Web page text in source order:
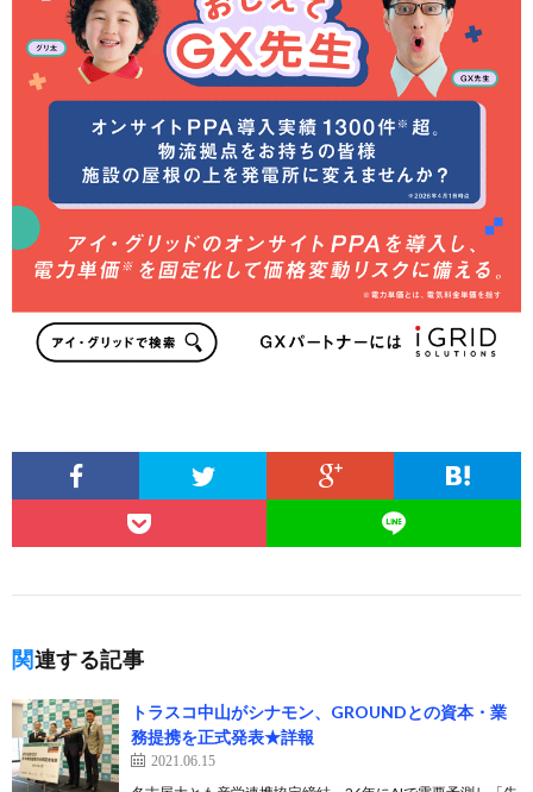
関連する記事
トラスコ中山がシナモン、GROUNDとの資本・業
務提携を正式発表★詳報
2021.06.15